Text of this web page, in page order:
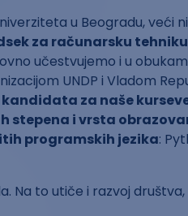
u Beogradu, veći
za računarsku
učestvujemo i u
UNDP i Vladom
za naše
i vrsta
programskih jezika:
Na to utiče i razvoj